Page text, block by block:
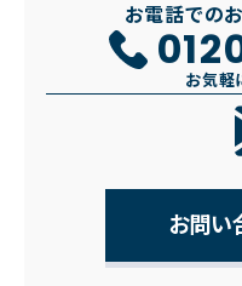
お電話での
お気軽
お問い